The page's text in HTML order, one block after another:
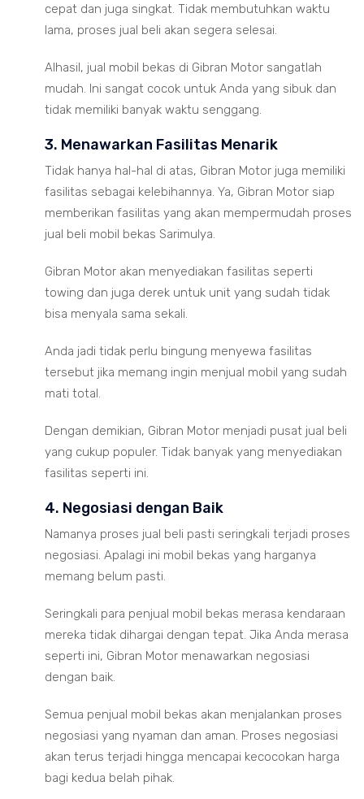
cepat dan juga singkat. Tidak membutuhkan waktu
lama, proses jual beli akan segera selesai.
Alhasil, jual mobil bekas di Gibran Motor sangatlah
mudah. Ini sangat cocok untuk Anda yang sibuk dan
tidak memiliki banyak waktu senggang.
3. Menawarkan Fasilitas Menarik
Tidak hanya hal-hal di atas, Gibran Motor juga memiliki
fasilitas sebagai kelebihannya. Ya, Gibran Motor siap
memberikan fasilitas yang akan mempermudah proses
jual beli mobil bekas Sarimulya.
Gibran Motor akan menyediakan fasilitas seperti
towing dan juga derek untuk unit yang sudah tidak
bisa menyala sama sekali.
Anda jadi tidak perlu bingung menyewa fasilitas
tersebut jika memang ingin menjual mobil yang sudah
mati total.
Dengan demikian, Gibran Motor menjadi pusat jual beli
yang cukup populer. Tidak banyak yang menyediakan
fasilitas seperti ini.
4. Negosiasi dengan Baik
Namanya proses jual beli pasti seringkali terjadi proses
negosiasi. Apalagi ini mobil bekas yang harganya
memang belum pasti.
Seringkali para penjual mobil bekas merasa kendaraan
mereka tidak dihargai dengan tepat. Jika Anda merasa
seperti ini, Gibran Motor menawarkan negosiasi
dengan baik.
Semua penjual mobil bekas akan menjalankan proses
negosiasi yang nyaman dan aman. Proses negosiasi
akan terus terjadi hingga mencapai kecocokan harga
bagi kedua belah pihak.